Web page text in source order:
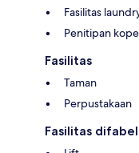
Fasilitas
Penitipan
Fasilitas
Taman
Perpustakaan
Fasilitas difabel